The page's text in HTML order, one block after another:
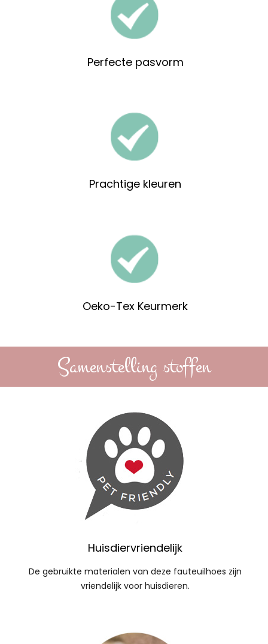
Perfecte pasvorm
Prachtige kleuren
Oeko-Tex Keurmerk
Samenstelling stoffen
Huisdiervriendelijk
De gebruikte materialen van deze fauteuilhoes zijn
vriendelijk voor huisdieren.